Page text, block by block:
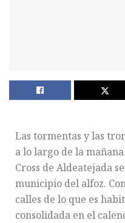
Las tormentas y las
a lo largo de la
Cross de Aldeatejada
municipio del alfoz.
calles de lo que es
consolidada en el